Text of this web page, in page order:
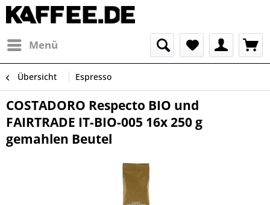
Menü
Übersicht Espresso
COSTADORO Respecto BIO und
FAIRTRADE IT-BIO-005 16x 250 g
gemahlen Beutel